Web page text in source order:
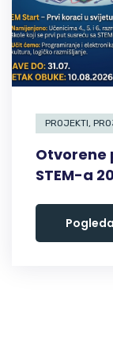
PROJEKTI,
Otvorene
STEM-a